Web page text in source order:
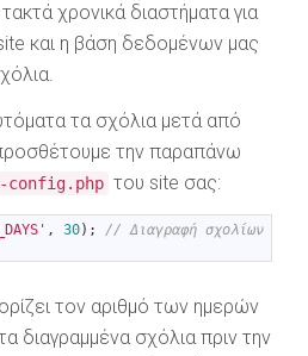
χρονικά διαστήματα για
και η βάση δεδομένων μας
τα σχόλια μετά από
την παραπάνω
config.php του site σας:
, 30) ;
// Διαγραφή σχολίων
τον αριθμό των ημερών
διαγραμμένα σχόλια πριν την